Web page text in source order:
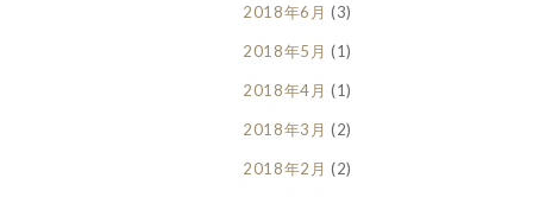
2018年6月 (3)
2018年5月 (1)
2018年4月 (1)
2018年3月 (2)
2018年2月 (2)